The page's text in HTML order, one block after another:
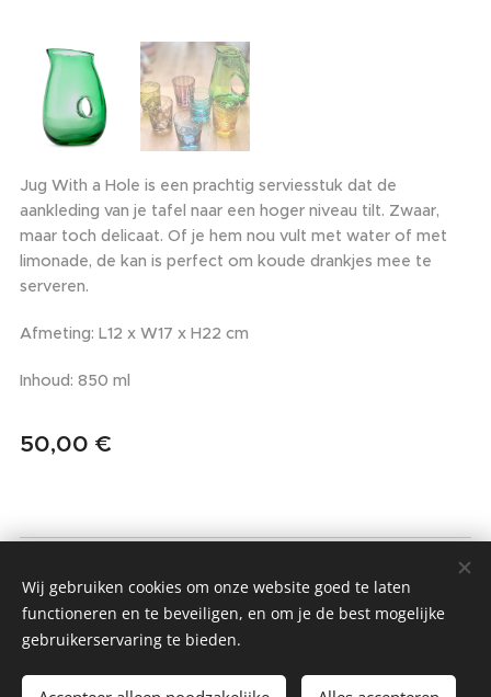
Jug With a Hole is een prachtig serviesstuk dat de
aankleding van je tafel naar een hoger niveau tilt. Zwaar,
maar toch delicaat. Of je hem nou vult met water of met
limonade, de kan is perfect om koude drankjes mee te
serveren.
Afmeting: L12 x W17 x H22 cm
Inhoud: 850 ml
50,00 €
Alle rechten voorbehouden 2022
Algemene Voorwaarden & Privacybeleid
Wij gebruiken cookies om onze website goed te laten
functioneren en te beveiligen, en om je de best mogelijke
gebruikerservaring te bieden.